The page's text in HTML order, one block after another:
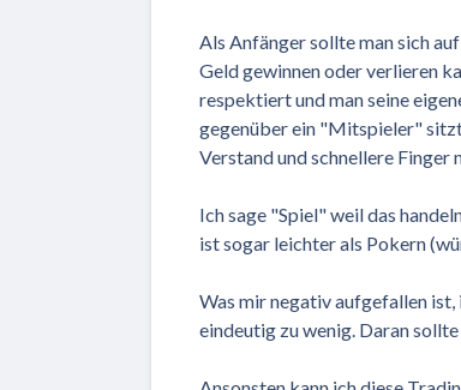
Als Anfänger sollte man sich
Geld gewinnen oder verlieren
respektiert und man seine
gegenüber ein "Mitspieler"
Verstand und schnellere Finger
Ich sage "Spiel" weil das
ist sogar leichter als Pokern
Was mir negativ aufgefallen
eindeutig zu wenig. Daran